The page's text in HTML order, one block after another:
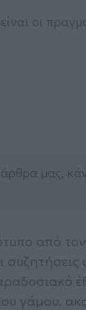
οι
μας,
από
γάμου,